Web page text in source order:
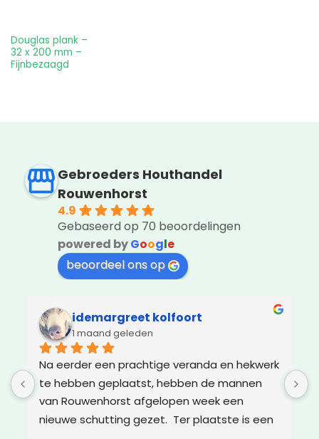
Douglas plank –
32 x 200 mm –
Fijnbezaagd
Gebroeders Houthandel
Rouwenhorst
4.9
Gebaseerd op 70 beoordelingen
powered byGoogle
beoordeel ons op
idemargreet kolfoort
1 maand geleden
Na eerder een prachtige veranda en hekwerk
te hebben geplaatst, hebben de mannen
van Rouwenhorst afgelopen week een
nieuwe schutting gezet.  Ter plaatste is een